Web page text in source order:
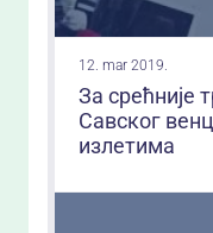
12. mar 2019.
За срећније
Савског
излетима